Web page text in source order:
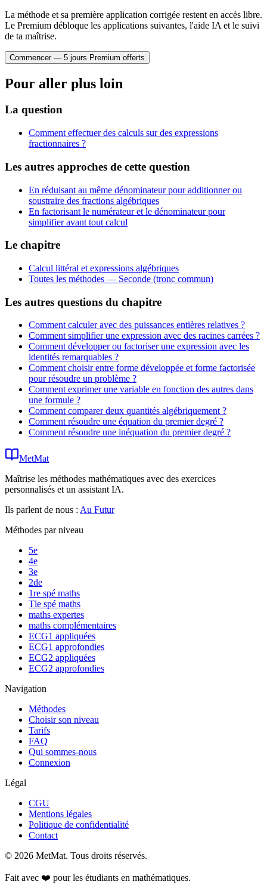
La méthode et sa première application corrigée restent en accès libre.
Le Premium débloque les applications suivantes, l'aide IA et le suivi
de ta maîtrise.
Commencer — 5 jours Premium offerts
Pour aller plus loin
La question
Comment effectuer des calculs sur des expressions
fractionnaires ?
Les autres approches de cette question
En réduisant au même dénominateur pour additionner ou
soustraire des fractions algébriques
En factorisant le numérateur et le dénominateur pour
simplifier avant tout calcul
Le chapitre
Calcul littéral et expressions algébriques
Toutes les méthodes — Seconde (tronc commun)
Les autres questions du chapitre
Comment calculer avec des puissances entières relatives ?
Comment simplifier une expression avec des racines carrées ?
Comment développer ou factoriser une expression avec les
identités remarquables ?
Comment choisir entre forme développée et forme factorisée
pour résoudre un problème ?
Comment exprimer une variable en fonction des autres dans
une formule ?
Comment comparer deux quantités algébriquement ?
Comment résoudre une équation du premier degré ?
Comment résoudre une inéquation du premier degré ?
MetMat
Maîtrise les méthodes mathématiques avec des exercices
personnalisés et un assistant IA.
Ils parlent de nous : Au Futur
Méthodes par niveau
5e
4e
3e
2de
1re spé maths
Tle spé maths
maths expertes
maths complémentaires
ECG1 appliquées
ECG1 approfondies
ECG2 appliquées
ECG2 approfondies
Navigation
Méthodes
Choisir son niveau
Tarifs
FAQ
Qui sommes-nous
Connexion
Légal
CGU
Mentions légales
Politique de confidentialité
Contact
© 2026 MetMat. Tous droits réservés.
Fait avec ❤️ pour les étudiants en mathématiques.